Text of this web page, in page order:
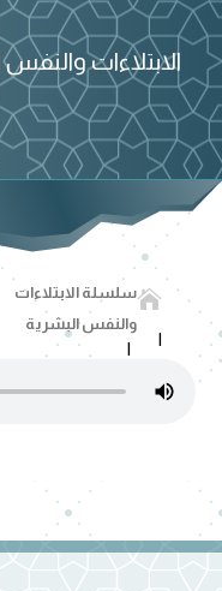
الابتلاءات
سلسلة الابتلاءات
والنفس البشرية